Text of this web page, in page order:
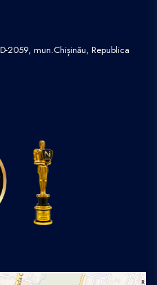
2059, mun.Chișinău, Republica